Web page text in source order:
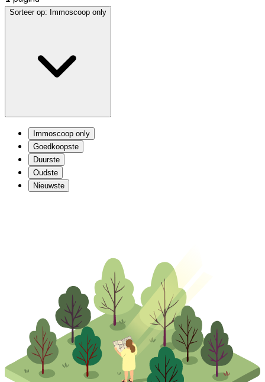
Sorteer op: Immoscoop only
Immoscoop only
Goedkoopste
Duurste
Oudste
Nieuwste